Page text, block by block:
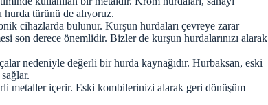
hurda türünü de alıyoruz.
cihazlarda bulunur. Kurşun hurdaları çevreye zarar
son derece önemlidir. Bizler de kurşun hurdalarınızı alarak
nedeniyle değerli bir hurda kaynağıdır. Hurbaksan, eski
metaller içerir. Eski kombilerinizi alarak geri dönüşüm